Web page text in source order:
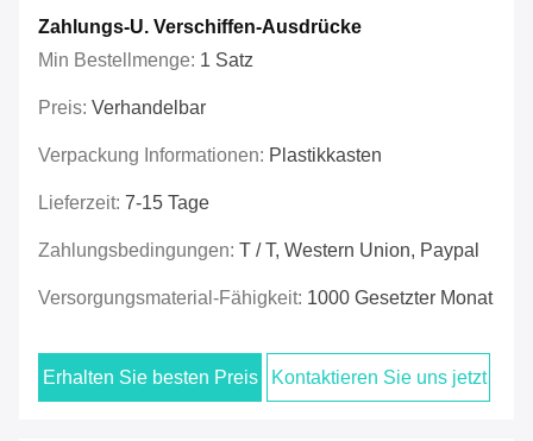
Zahlungs-U. Verschiffen-Ausdrücke
Min Bestellmenge: 1 Satz
Preis: Verhandelbar
Verpackung Informationen: Plastikkasten
Lieferzeit: 7-15 Tage
Zahlungsbedingungen: T / T, Western Union, Paypal
Versorgungsmaterial-Fähigkeit: 1000 Gesetzter Monat
Erhalten Sie besten Preis Kontaktieren Sie uns jetzt